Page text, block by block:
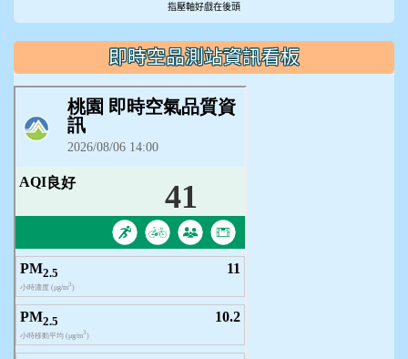
指壓軸好戲在後頭
即時空品測站資訊看板